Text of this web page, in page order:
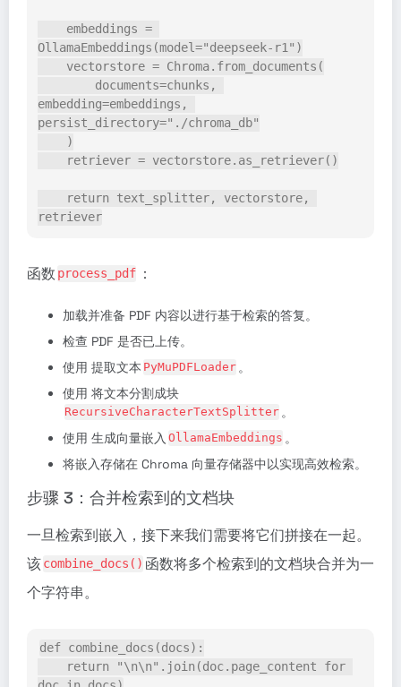
OllamaEmbeddings(model="deepseek-r1")
    vectorstore = Chroma.from_documents(
embedding=embeddings,
persist_directory="./chroma_db"
    )
    retriever = vectorstore.as_retriever()
retriever
函数 process_pdf ：
加载并准备 PDF 内容以进行基于检索的答复。
检查 PDF 是否已上传。
使用 提取文本 PyMuPDFLoader 。
使用 将文本分割成块
RecursiveCharacterTextSplitter 。
使用 生成向量嵌入 OllamaEmbeddings 。
将嵌入存储在 Chroma 向量存储器中以实现高效检索。
步骤 3：合并检索到的文档块
一旦检索到嵌入，接下来我们需要将它们拼接在一起。
该combine_docs() 函数将多个检索到的文档块合并为一
个字符串。
def combine_docs(docs):